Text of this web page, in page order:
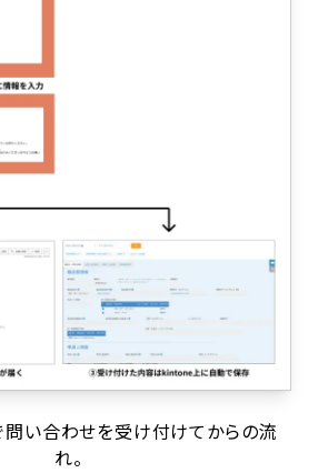
い合わせを受け付けてからの流
れ。